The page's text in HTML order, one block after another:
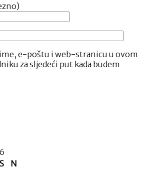
e-poštu i web-stranicu u ovom
za sljedeći put kada budem
S
N